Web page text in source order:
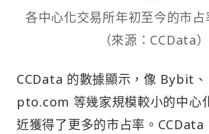
各中心化交易所年初至今的市
（來源：CCData）
CCData 的數據顯示，像 Bybit
pto.com 等幾家規模較小的中心
近獲得了更多的市占率。CCData